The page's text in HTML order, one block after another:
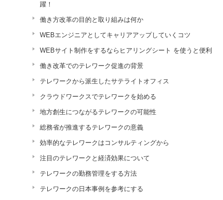
躍！
働き方改革の目的と取り組みは何か
WEBエンジニアとしてキャリアアップしていくコツ
WEBサイト制作をするならヒアリングシート を使うと便利
働き改革でのテレワーク促進の背景
テレワークから派生したサテライトオフィス
クラウドワークスでテレワークを始める
地方創生につながるテレワークの可能性
総務省が推進するテレワークの意義
効率的なテレワークはコンサルティングから
注目のテレワークと経済効果について
テレワークの勤務管理をする方法
テレワークの日本事例を参考にする